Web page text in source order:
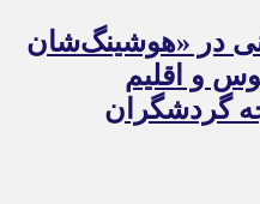
در «هوشینگ‌شان
و اقلیم
گردشگران